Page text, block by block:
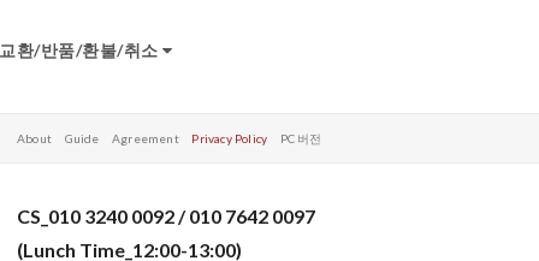
교환/반품/환불/취소
About Guide Agreement Privacy Policy PC 버전
CS_010 3240 0092 / 010 7642 0097
(Lunch Time_12:00-13:00)